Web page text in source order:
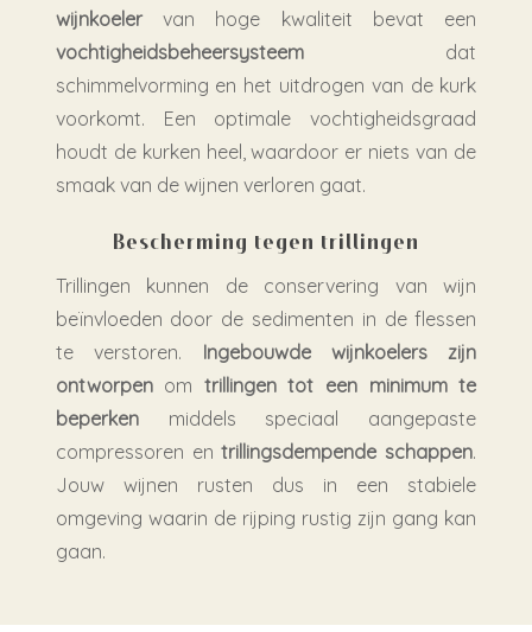
wijnkoelervan hoge kwaliteit bevat een
vochtigheidsbeheersysteemdat
schimmelvorming en het uitdrogen van de kurk
voorkomt. Een optimale vochtigheidsgraad
houdt de kurken heel, waardoor er niets van de
smaak van de wijnen verloren gaat.
Bescherming tegen trillingen
Trillingen kunnen de conservering van wijn
beïnvloeden door de sedimenten in de flessen
te verstoren. Ingebouwde wijnkoelers
zijn
ontworpen om trillingen tot een minimum te
beperken middels speciaal aangepaste
compressoren entrillingsdempende schappen.
Jouw wijnen rusten dus in een stabiele
omgeving waarin de rijping rustig zijn gang kan
gaan.